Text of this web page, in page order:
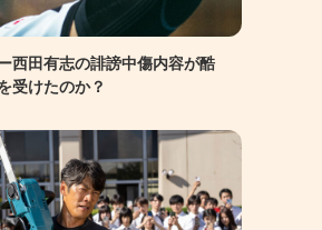
西田有志の誹謗中傷内容が酷
受けたのか？